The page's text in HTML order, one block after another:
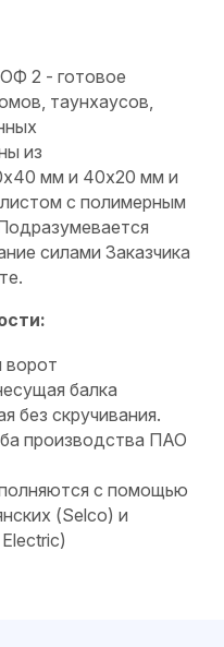
2 - готовое
таунхаусов,
из
мм и 40х20 мм и
с полимерным
силами Заказчика
ворот
балка
без скручивания.
производства ПАО
с помощью
(Selco) и